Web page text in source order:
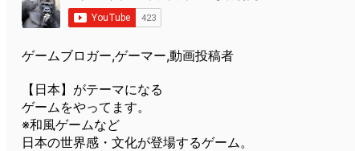
ゲームブロガー,ゲーマー,動画投稿者
【日本】がテーマになる
ゲームをやってます。
※和風ゲームなど
日本の世界感・文化が登場するゲーム。